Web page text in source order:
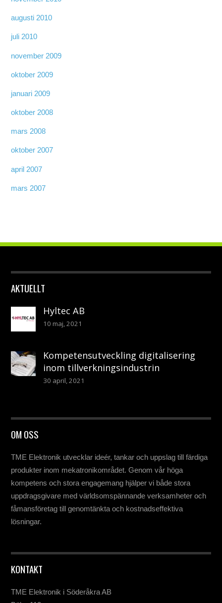
augusti 2010
juli 2010
november 2009
oktober 2009
januari 2009
oktober 2008
mars 2008
oktober 2007
april 2007
mars 2007
AKTUELLT
Hyltec AB
10 maj, 2021
Kompetensutveckling digitalisering
inom tillverkningsindustrin
30 april, 2021
OM OSS
TME Elektronik utvecklar ideér, tankar och uppslag till färdiga
produkter inom mekatronikområdet. Genom vår höga
kompetens och stora engagemang hjälper vi både stora
uppdragsgivare med världsomspännande verksamheter och
fåmansföretag till genomtänkta och kostnadseffektiva
lösningar.
KONTAKT
TME Elektronik i Söderåkra AB